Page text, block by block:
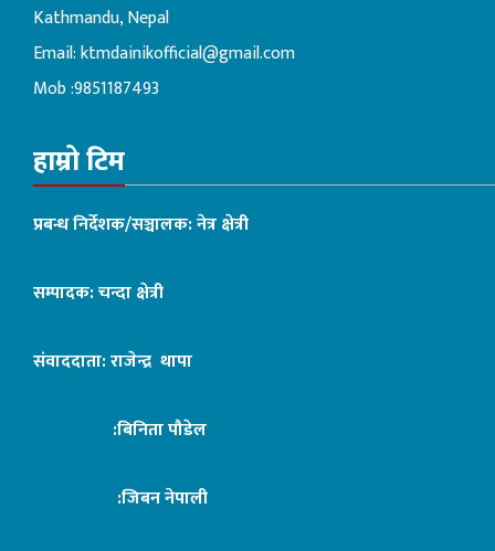
Kathmandu, Nepal
Email:ktmdainikofficial@gmail.com
Mob :9851187493
हाम्रो टिम
प्रबन्ध निर्देशक/सञ्चालक: नेत्र क्षेत्री
सम्पादक: चन्दा क्षेत्री
संवाददाता: राजेन्द्र थापा
:बिनिता पौडेल
:जिबन नेपाली